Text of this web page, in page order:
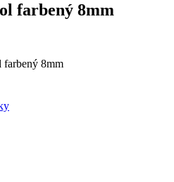
farbený 8mm
farbený 8mm